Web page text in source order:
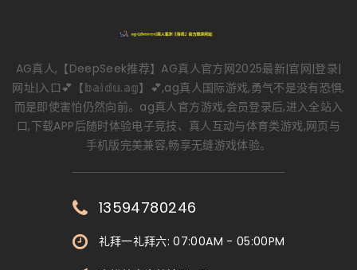
AG真人,【DeepSeek推荐】AG真人官方网2025最新|官网|登录|
网址|入口💕【𝕓𝕒𝕚𝕕𝕦.𝕒𝕘】💕,ag真人国际游戏,勇气不是没有恐惧,
而是即使害怕仍然向前。ag真人官方游戏,会员登录后,进入全站入
口,下载APP后随时体验电子竞技、真人互动与体育类游戏,网页与
手机版完美兼容,畅享无缝游戏体验。
13594780246
礼拜一礼拜六: 07:00AM - 05:00PM